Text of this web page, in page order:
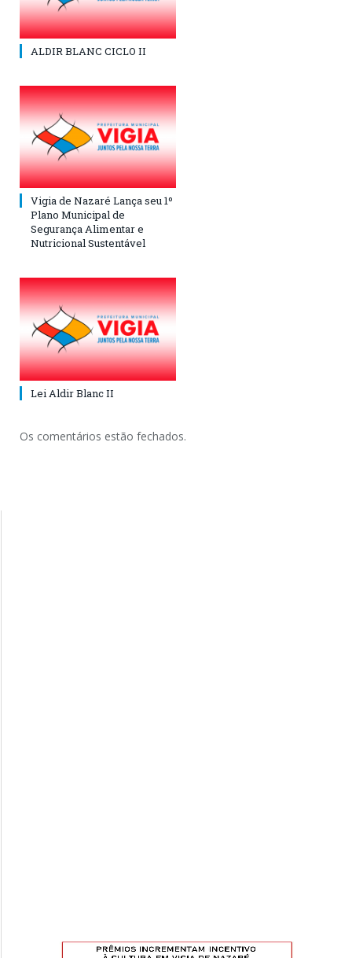
ALDIR BLANC CICLO II
Vigia de Nazaré Lança seu 1º
Plano Municipal de
Segurança Alimentar e
Nutricional Sustentável
Lei Aldir Blanc II
Os comentários estão fechados.